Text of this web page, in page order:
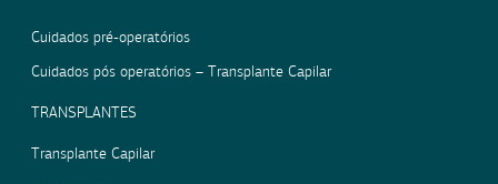
Cuidados pré-operatórios
Cuidados pós operatórios – Transplante Capilar
TRANSPLANTES
Transplante Capilar